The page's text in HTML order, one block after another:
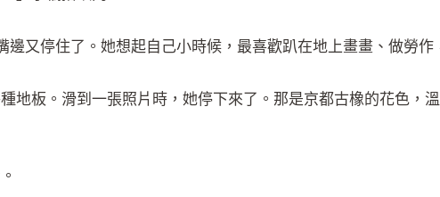
邊又停住了。她想起自己小時候，最喜歡趴在地上畫畫、做勞作
地板。滑到一張照片時，她停下來了。那是京都古橡的花色，